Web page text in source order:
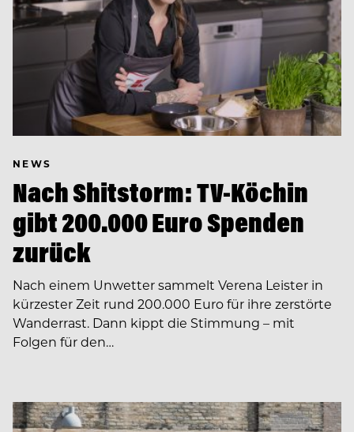
NEWS
Nach Shitstorm: TV-Köchin
gibt 200.000 Euro Spenden
zurück
Nach einem Unwetter sammelt Verena Leister in
kürzester Zeit rund 200.000 Euro für ihre zerstörte
Wanderrast. Dann kippt die Stimmung – mit
Folgen für den…